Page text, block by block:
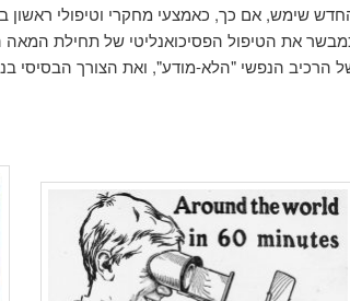
שימש, אם כך, כאמצעי מחקרי וטיפולי ראשון
את הטיפול הפסיכואנליטי של תחילת
הרכיב הנפשי "הלא-מודע", ואת הצורך הבסיסי